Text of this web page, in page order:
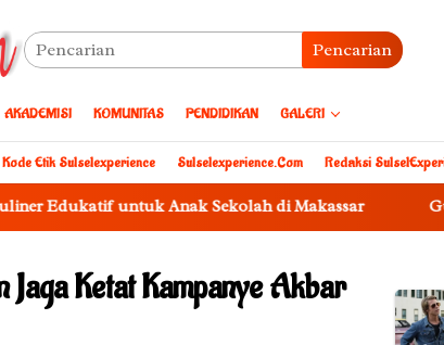
Pencarian
AKADEMISI KOMUNITAS PENDIDIKAN GALERI
Kode Etik Sulselexperience Sulselexperience.com Redaksi
untuk Anak Sekolah di Makassar Gubernur
Jaga Ketat Kampanye Akbar